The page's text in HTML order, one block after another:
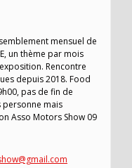
mensuel de
un thème par mois
Rencontre
depuis 2018. Food
pas de fin de
personne mais
Asso Motors Show 09